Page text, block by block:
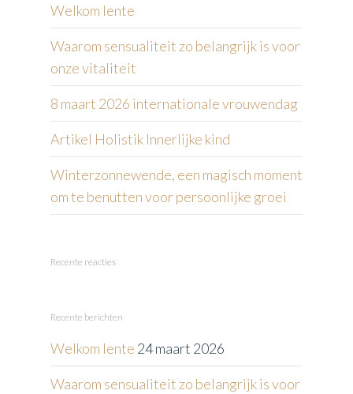
Welkom lente
Waarom sensualiteit zo belangrijk is voor
onze vitaliteit
8 maart 2026 internationale vrouwendag
Artikel Holistik Innerlijke kind
Winterzonnewende, een magisch moment
om te benutten voor persoonlijke groei
Recente reacties
Recente berichten
Welkom lente 24 maart 2026
Waarom sensualiteit zo belangrijk is voor